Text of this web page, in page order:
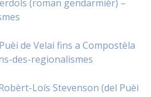
(roman gendarmièr) –
de Velai fins a Compostèla
des-regionalismes
Loís Stevenson (del Puèi